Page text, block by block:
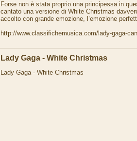
Forse non è stata proprio una principessa in
cantato una versione di White Christmas
accolto con grande emozione, l’emozione
http://www.classifichemusica.com/lady-gaga-
Lady Gaga - White Christmas
Lady Gaga - White Christmas